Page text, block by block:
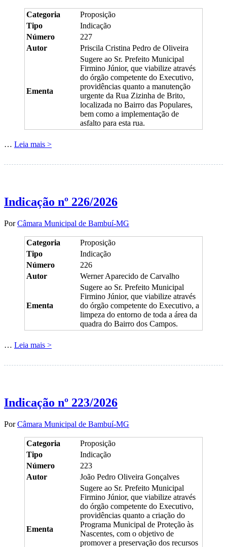
Categoria
Proposição
Tipo
Indicação
Número
227
Autor
Priscila Cristina Pedro de Oliveira
Ementa
Sugere ao Sr. Prefeito Municipal
Firmino Júnior, que viabilize através
do órgão competente do Executivo,
providências quanto a manutenção
urgente da Rua Zizinha de Brito,
localizada no Bairro das Populares,
bem como a implementação de
asfalto para esta rua.
… Leia mais >
Indicação nº 226/2026
PorCâmara Municipal de Bambuí-MG
Categoria
Proposição
Tipo
Indicação
Número
226
Autor
Werner Aparecido de Carvalho
Ementa
Sugere ao Sr. Prefeito Municipal
Firmino Júnior, que viabilize através
do órgão competente do Executivo, a
limpeza do entorno de toda a área da
quadra do Bairro dos Campos.
… Leia mais >
Indicação nº 223/2026
PorCâmara Municipal de Bambuí-MG
Categoria
Proposição
Tipo
Indicação
Número
223
Autor
João Pedro Oliveira Gonçalves
Ementa
Sugere ao Sr. Prefeito Municipal
Firmino Júnior, que viabilize através
do órgão competente do Executivo,
providências quanto a criação do
Programa Municipal de Proteção às
Nascentes, com o objetivo de
promover a preservação dos recursos